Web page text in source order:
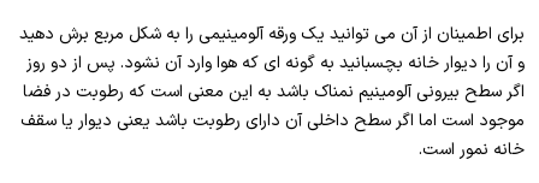
برای اطمینان از آن می توانید یک ورقه آلومینیمی را به شکل مربع برش دهید
و آن را دیوار خانه بچسبانید به گونه ای که هوا وارد آن نشود. پس از دو روز
اگر سطح بیرونی آلومینیم نمناک باشد به این معنی است که رطوبت در فضا
موجود است اما اگر سطح داخلی آن دارای رطوبت باشد یعنی دیوار یا سقف
خانه نمور است.